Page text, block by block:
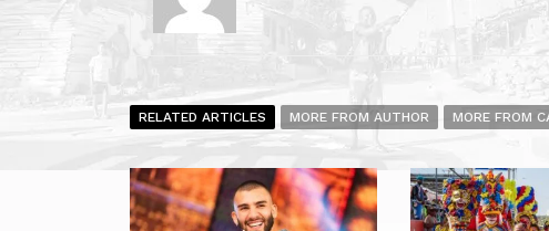
RELATED ARTICLES MORE FROM AUTHOR MORE FROM